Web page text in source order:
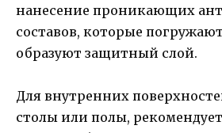
нанесение проникающих
составов, которые
образуют защитный слой.
Для внутренних
столы или полы,